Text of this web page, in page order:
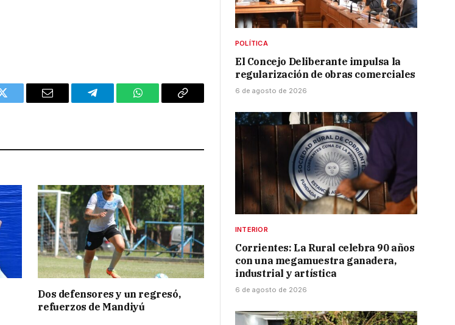
Twitter Email Telegram WhatsAppCopy
Dos defensores y un regresó,
refuerzos de Mandiyú
POLÍTICA
El Concejo Deliberante impulsa la
regularización de obras comerciales
6 de agosto de 2026
INTERIOR
Corrientes: La Rural celebra 90 años
con una megamuestra ganadera,
industrial y artística
6 de agosto de 2026